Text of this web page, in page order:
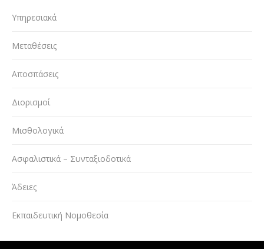
Υπηρεσιακά
Μεταθέσεις
Αποσπάσεις
Διορισμοί
Μισθολογικά
Ασφαλιστικά – Συνταξιοδοτικά
Άδειες
Εκπαιδευτική Νομοθεσία